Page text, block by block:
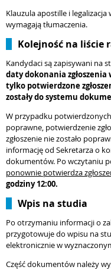
Klauzula apostille i
wymagają tłumaczenia.
Kolejność na liście
Kandydaci są zapisywani na
datydokonania zgłoszenia
tylko potwierdzone
zostały dosystemu
W przypadku
poprawne, potwierdzenie
zgłoszenie nie zostało
informację od Sekretarza o
dokumentów. Po wczytaniu
ponownie potwierdza
godziny 12:00.
Wpis na studia
Po otrzymaniu informacji o
przygotowuje do wpisu na
elektronicznie w
Część dokumentów należy